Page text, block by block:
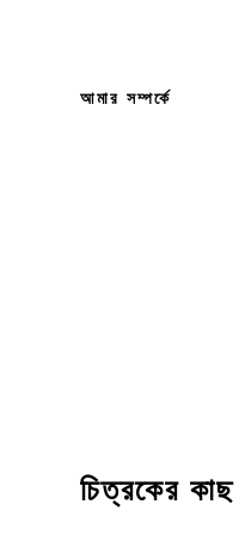
আমার সম্পর্কে
চিত্রকের